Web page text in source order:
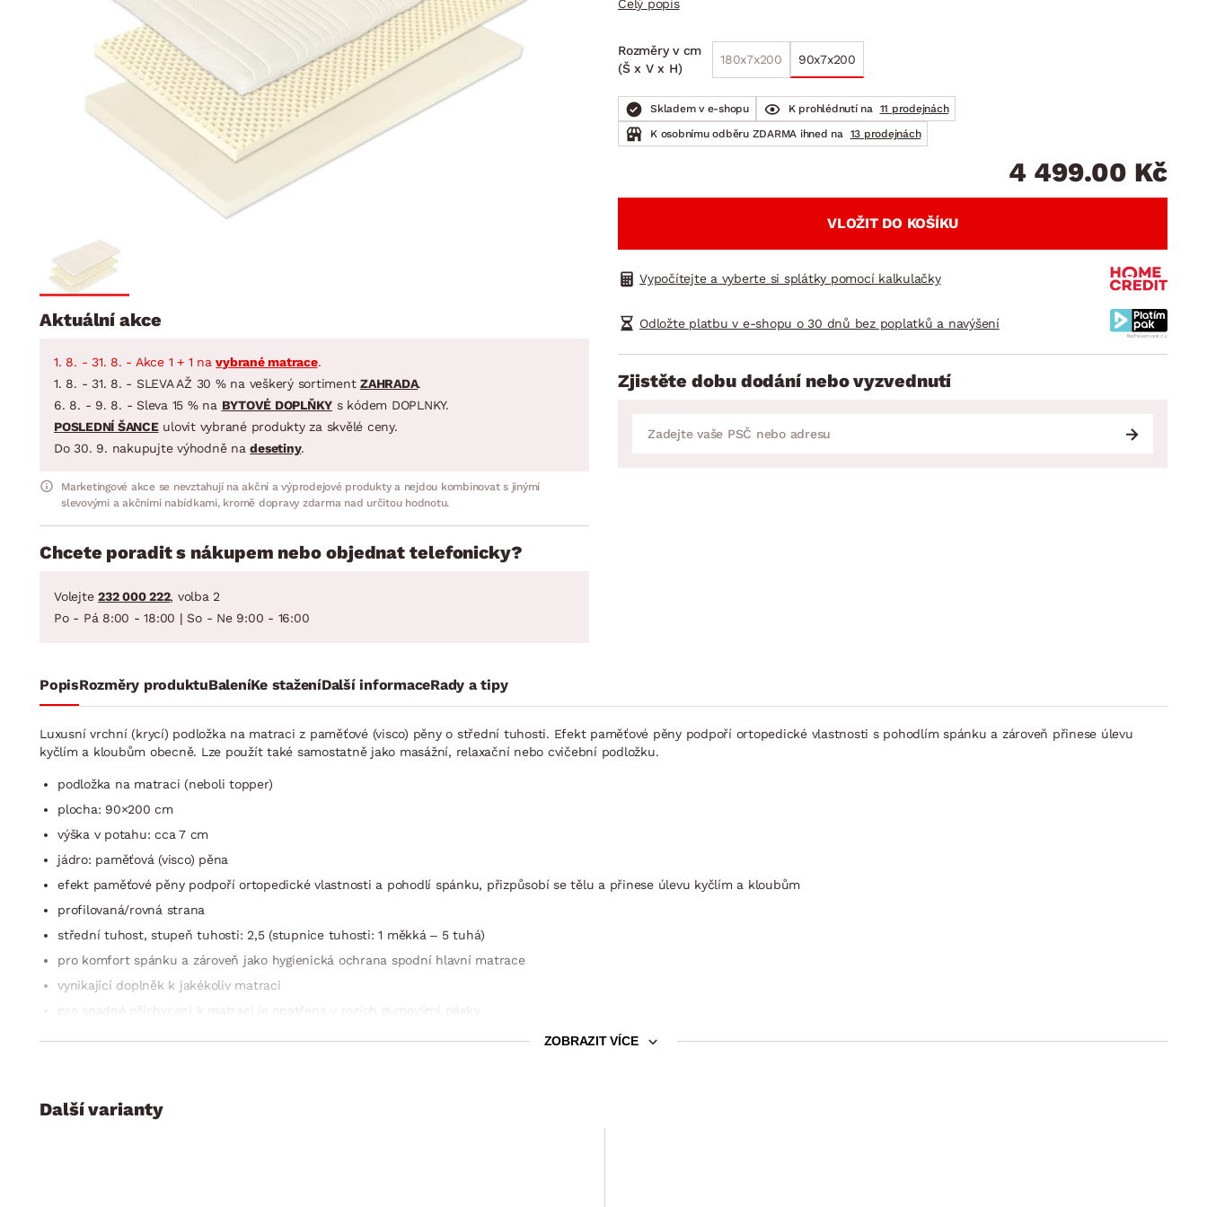
Dětský pokoj
Předsíň, šatna a chodba
Kuchyně
Koupelna
Zahrada
BYTOVÝ TEXTIL
Závěsy a žaluzie
STOLOVÁNÍ A VAŘENÍ
Jídelní servis
Příbory
Hrnce
Pánve
Zobrazit vše
DOMÁCÍ SPOTŘEBIČE
Koupelnové sestavy
Jídelní sestavy
Zahradní sestavy
Zahradní sestavy
Celý popis
Rozměry v cm
(Š x V x H)
180x7x200 90x7x200
Skladem v e-shopu K prohlédnutí na 11 prodejnách
K osobnímu odběru ZDARMA ihned na 13 prodejnách
4 499.00 Kč
VLOŽIT DO KOŠÍKU
Vypočítejte a vyberte si splátky pomocí kalkulačky
Odložte platbu v e-shopu o 30 dnů bez poplatků a navýšení
Zjistěte dobu dodání nebo vyzvednutí
Aktuální akce
1. 8. - 31. 8. - Akce 1 + 1 navybrané matrace.
1. 8. - 31. 8. - SLEVA AŽ 30 % na veškerý sortiment ZAHRADA.
6. 8. - 9. 8. - Sleva 15 % na BYTOVÉ DOPLŇKY s kódem DOPLNKY.
POSLEDNÍ ŠANCEulovit vybrané produkty za skvělé ceny.
Do 30. 9. nakupujte výhodně nadesetiny.
Marketingové akce se nevztahují na akční a výprodejové produkty a nejdou kombinovat s jinými
slevovými a akčními nabídkami, kromě dopravy zdarma nad určitou hodnotu.
Chcete poradit s nákupem nebo objednat telefonicky?
Volejte 232 000 222, volba 2
Po - Pá 8:00 - 18:00 | So - Ne 9:00 - 16:00
PopisRozměry produktuBaleníKe staženíDalší informaceRady a tipy
Luxusní vrchní (krycí) podložka na matraci z paměťové (visco) pěny o střední tuhosti. Efekt paměťové pěny podpoří ortopedické vlastnosti s pohodlím spánku a zároveň přinese úlevu
kyčlím a kloubům obecně. Lze použít také samostatně jako masážní, relaxační nebo cvičební podložku.
podložka na matraci (neboli topper)
plocha: 90×200 cm
výška v potahu: cca 7 cm
jádro: paměťová (visco) pěna
efekt paměťové pěny podpoří ortopedické vlastnosti a pohodlí spánku, přizpůsobí se tělu a přinese úlevu kyčlím a kloubům
profilovaná/rovná strana
střední tuhost, stupeň tuhosti: 2,5 (stupnice tuhosti: 1 měkká – 5 tuhá)
pro komfort spánku a zároveň jako hygienická ochrana spodní hlavní matrace
vynikající doplněk k jakékoliv matraci
pro snadné přichycení k matraci je opatřena v rozích gumovými pásky
ZOBRAZIT VÍCE
Další varianty